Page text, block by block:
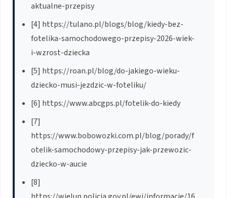
aktualne-przepisy
[4] https://tulano.pl/blogs/blog/kiedy-bez-
fotelika-samochodowego-przepisy-2026-wiek-
i-wzrost-dziecka
[5] https://roan.pl/blog/do-jakiego-wieku-
dziecko-musi-jezdzic-w-foteliku/
[6] https://www.abcgps.pl/fotelik-do-kiedy
[7]
https://www.bobowozki.com.pl/blog/porady/f
otelik-samochodowy-przepisy-jak-przewozic-
dziecko-w-aucie
[8]